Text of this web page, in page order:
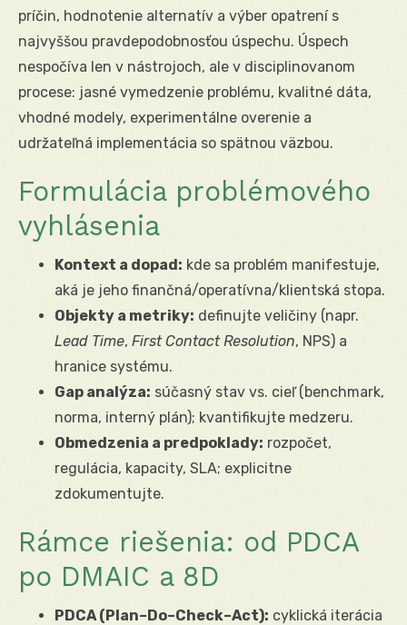
príčin, hodnotenie alternatív a výber opatrení s
najvyššou pravdepodobnosťou úspechu. Úspech
nespočíva len v nástrojoch, ale v disciplinovanom
procese: jasné vymedzenie problému, kvalitné dáta,
vhodné modely, experimentálne overenie a
udržateľná implementácia so spätnou väzbou.
Formulácia problémového
vyhlásenia
Kontext a dopad: kde sa problém manifestuje,
aká je jeho finančná/operatívna/klientská stopa.
Objekty a metriky: definujte veličiny (napr.
Lead Time, First Contact Resolution, NPS) a
hranice systému.
Gap analýza: súčasný stav vs. cieľ (benchmark,
norma, interný plán); kvantifikujte medzeru.
Obmedzenia a predpoklady: rozpočet,
regulácia, kapacity, SLA; explicitne
zdokumentujte.
Rámce riešenia: od PDCA
po DMAIC a 8D
PDCA (Plan–Do–Check–Act): cyklická iterácia